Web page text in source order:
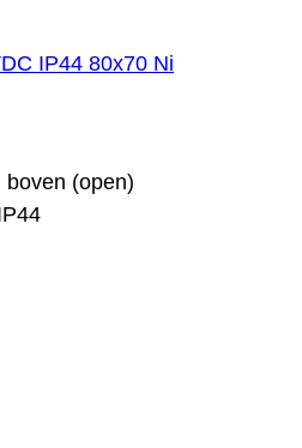
IP44 80x70 Ni
(open)